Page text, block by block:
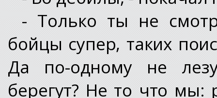
- Только ты не
бойцы супер, таких
Да по-одному не
берегут? Не то что мы: